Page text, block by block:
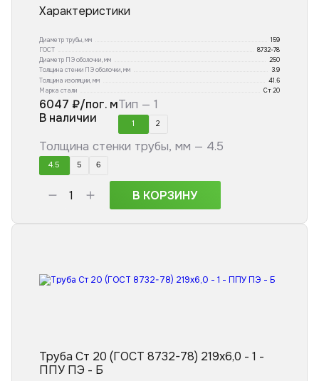
Характеристики
Диаметр трубы, мм
159
ГОСТ
8732-78
Диаметр ПЭ оболочки, мм
250
Толщина стенки ПЭ оболочки, мм
3.9
Толщина изоляции, мм
41.6
Марка стали
Ст 20
6047 ₽/пог. м
В наличии
Тип — 1
1 2
Толщина стенки трубы, мм — 4.5
4.5 5 6
В КОРЗИНУ
Труба Ст 20 (ГОСТ 8732-78) 219x6,0 - 1 -
ППУ ПЭ - Б